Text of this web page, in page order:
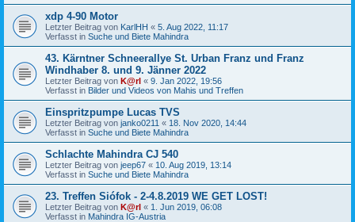
xdp 4-90 Motor
Letzter Beitrag von KarlHH « 5. Aug 2022, 11:17
Verfasst in Suche und Biete Mahindra
43. Kärntner Schneerallye St. Urban Franz und Franz
Windhaber 8. und 9. Jänner 2022
Letzter Beitrag von K@rl « 9. Jan 2022, 19:56
Verfasst in Bilder und Videos von Mahis und Treffen
Einspritzpumpe Lucas TVS
Letzter Beitrag von janko0211 « 18. Nov 2020, 14:44
Verfasst in Suche und Biete Mahindra
Schlachte Mahindra CJ 540
Letzter Beitrag von jeep67 « 10. Aug 2019, 13:14
Verfasst in Suche und Biete Mahindra
23. Treffen Siófok - 2-4.8.2019 WE GET LOST!
Letzter Beitrag von K@rl « 1. Jun 2019, 06:08
Verfasst in Mahindra IG-Austria